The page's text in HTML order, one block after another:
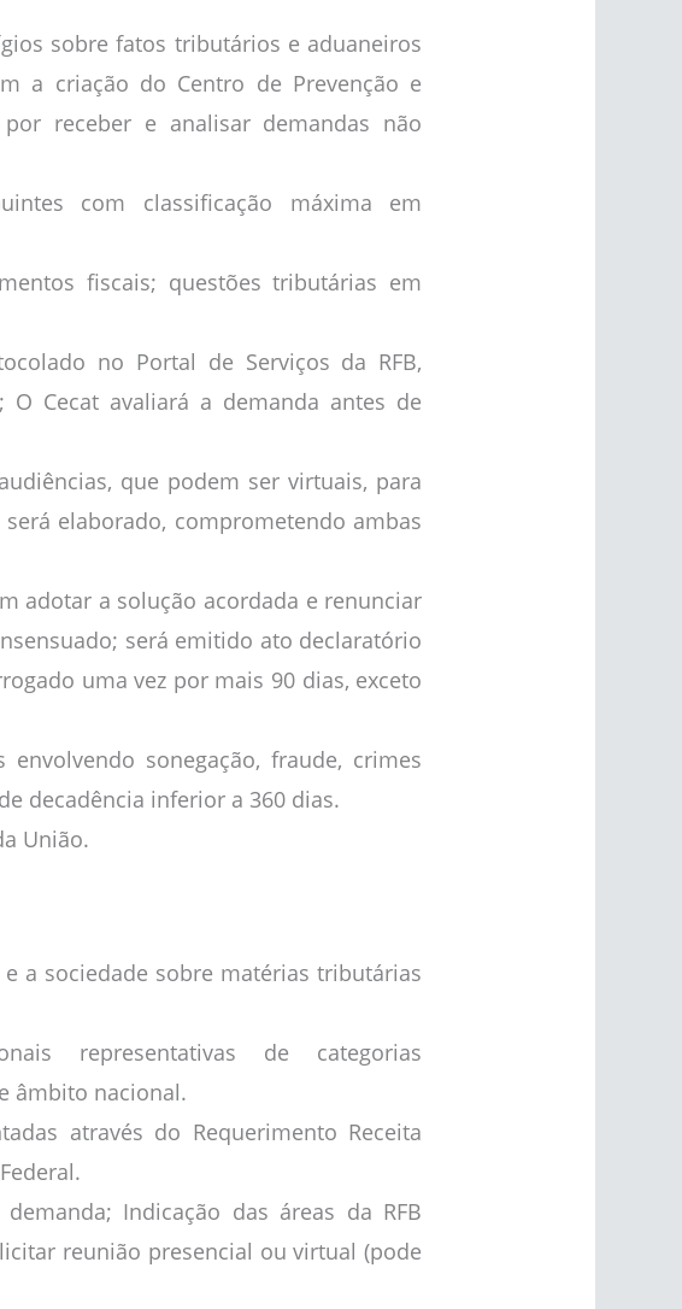
sobre fatos tributários e aduaneiros
a criação do Centro de Prevenção e
receber e analisar demandas não
com classificação máxima em
fiscais; questões tributárias em
no Portal de Serviços da RFB,
Cecat avaliará a demanda antes de
que podem ser virtuais, para
elaborado, comprometendo ambas
adotar a solução acordada e renunciar
será emitido ato declaratório
uma vez por mais 90 dias, exceto
envolvendo sonegação, fraude, crimes
decadência inferior a 360 dias.
União.
a sociedade sobre matérias tributárias
representativas de categorias
âmbito nacional.
através do Requerimento Receita
Indicação das áreas da RFB
reunião presencial ou virtual (pode